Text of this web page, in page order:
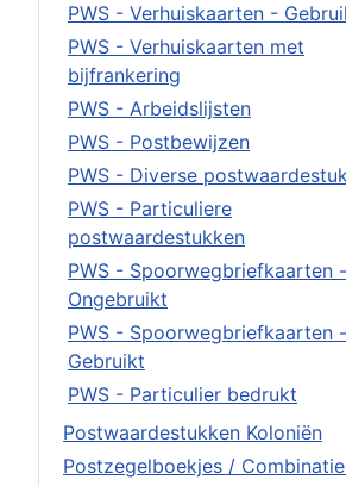
PWS - Verhuiskaarten -
PWS - Verhuiskaarten met
bijfrankering
PWS - Arbeidslijsten
PWS - Postbewijzen
PWS - Diverse
PWS - Particuliere
postwaardestukken
PWS - Spoorwegbriefkaarten -
Ongebruikt
PWS - Spoorwegbriefkaarten -
Gebruikt
PWS - Particulier bedrukt
Postwaardestukken Koloniën
Postzegelboekjes /